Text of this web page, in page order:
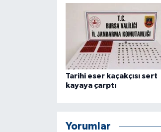
Tarihi eser kaçakçısı sert
kayaya çarptı
Yorumlar